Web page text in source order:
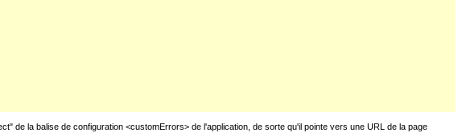
de la balise de configuration <customErrors> de l'application, de sorte qu'il pointe vers une URL de la page